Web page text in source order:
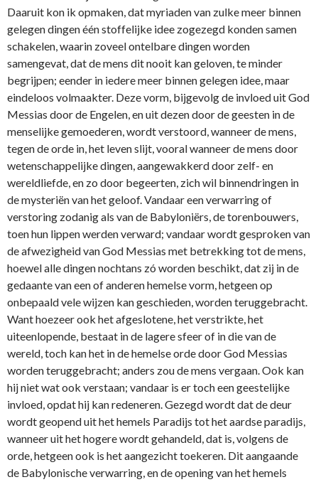
Daaruit kon ik opmaken, dat myriaden van zulke meer binnen
gelegen dingen één stoffelijke idee zogezegd konden samen
schakelen, waarin zoveel ontelbare dingen worden
samengevat, dat de mens dit nooit kan geloven, te minder
begrijpen; eender in iedere meer binnen gelegen idee, maar
eindeloos volmaakter. Deze vorm, bijgevolg de invloed uit God
Messias door de Engelen, en uit dezen door de geesten in de
menselijke gemoederen, wordt verstoord, wanneer de mens,
tegen de orde in, het leven slijt, vooral wanneer de mens door
wetenschappelijke dingen, aangewakkerd door zelf- en
wereldliefde, en zo door begeerten, zich wil binnendringen in
de mysteriën van het geloof. Vandaar een verwarring of
verstoring zodanig als van de Babyloniërs, de torenbouwers,
toen hun lippen werden verward; vandaar wordt gesproken van
de afwezigheid van God Messias met betrekking tot de mens,
hoewel alle dingen nochtans zó worden beschikt, dat zij in de
gedaante van een of anderen hemelse vorm, hetgeen op
onbepaald vele wijzen kan geschieden, worden teruggebracht.
Want hoezeer ook het afgeslotene, het verstrikte, het
uiteenlopende, bestaat in de lagere sfeer of in die van de
wereld, toch kan het in de hemelse orde door God Messias
worden teruggebracht; anders zou de mens vergaan. Ook kan
hij niet wat ook verstaan; vandaar is er toch een geestelijke
invloed, opdat hij kan redeneren. Gezegd wordt dat de deur
wordt geopend uit het hemels Paradijs tot het aardse paradijs,
wanneer uit het hogere wordt gehandeld, dat is, volgens de
orde, hetgeen ook is het aangezicht toekeren. Dit aangaande
de Babylonische verwarring, en de opening van het hemels